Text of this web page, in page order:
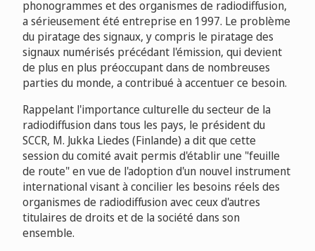
phonogrammes et des organismes de radiodiffusion,
a sérieusement été entreprise en 1997. Le problème
du piratage des signaux, y compris le piratage des
signaux numérisés précédant l'émission, qui devient
de plus en plus préoccupant dans de nombreuses
parties du monde, a contribué à accentuer ce besoin.
Rappelant l'importance culturelle du secteur de la
radiodiffusion dans tous les pays, le président du
SCCR, M. Jukka Liedes (Finlande) a dit que cette
session du comité avait permis d'établir une "feuille
de route" en vue de l'adoption d'un nouvel instrument
international visant à concilier les besoins réels des
organismes de radiodiffusion avec ceux d'autres
titulaires de droits et de la société dans son
ensemble.